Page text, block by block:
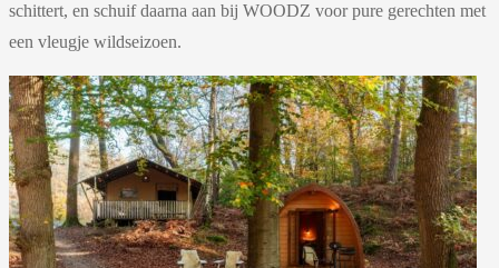
schittert, en schuif daarna aan bij WOODZ voor pure gerechten met
een vleugje wildseizoen.